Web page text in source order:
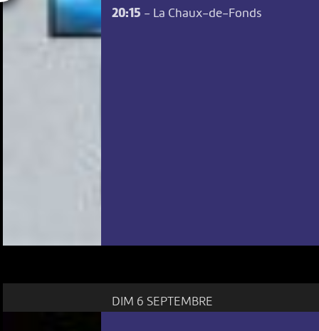
20:15 - La Chaux-de-Fonds
DIM 6 SEPTEMBRE